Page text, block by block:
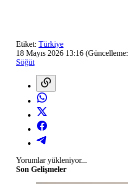
Etiket: Türkiye
18 Mayıs 2026 13:16 (Güncelleme:
Söğüt
Yorumlar yükleniyor...
Son Gelişmeler